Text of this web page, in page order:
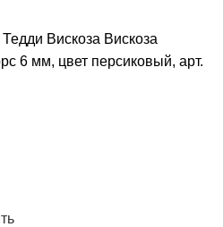
Вискоза Вискоза
6 мм, цвет персиковый, арт.